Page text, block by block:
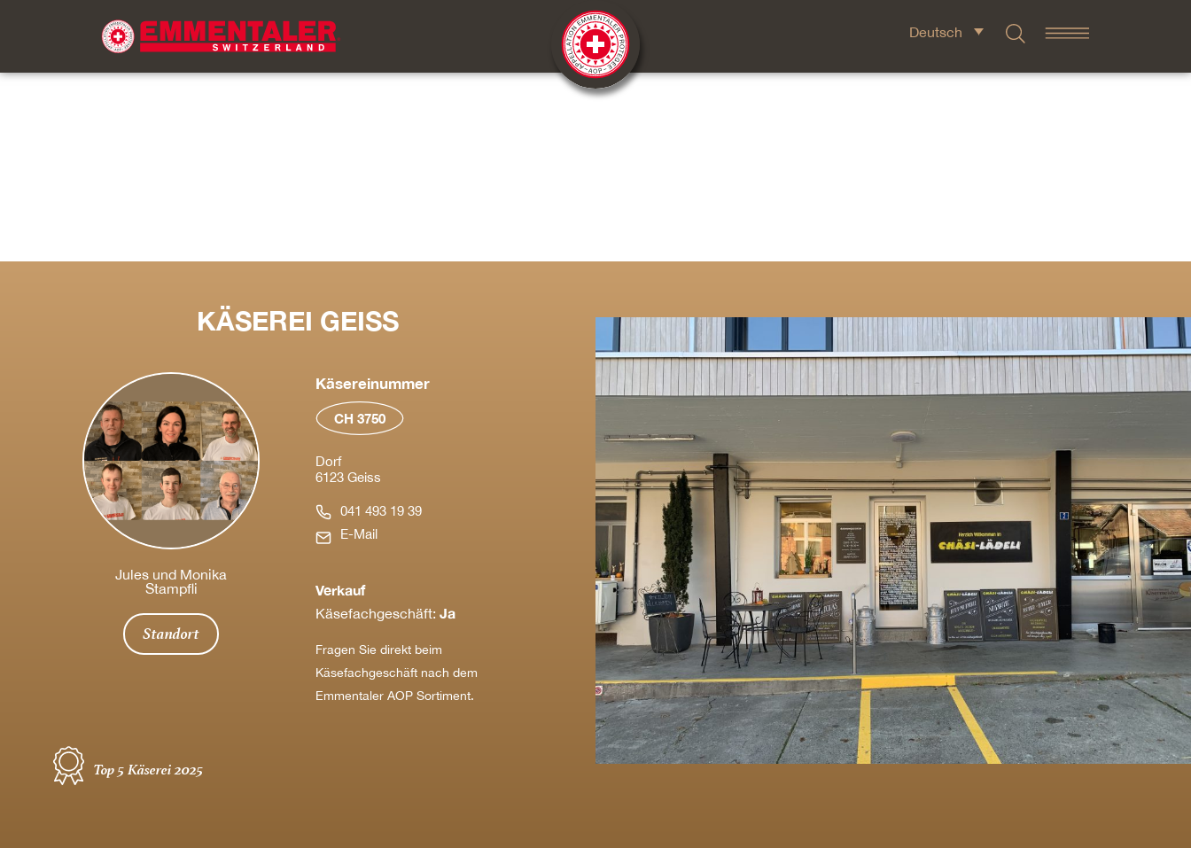
Deutsch
KÄSEREI GEISS
Jules und Monika
Stampfli
Standort
Käsereinummer
CH 3750
Dorf
6123 Geiss
041 493 19 39
E-Mail
Verkauf
Käsefachgeschäft: Ja
Fragen Sie direkt beim
Käsefachgeschäft nach dem
Emmentaler AOP Sortiment.
Top 5 Käserei 2025